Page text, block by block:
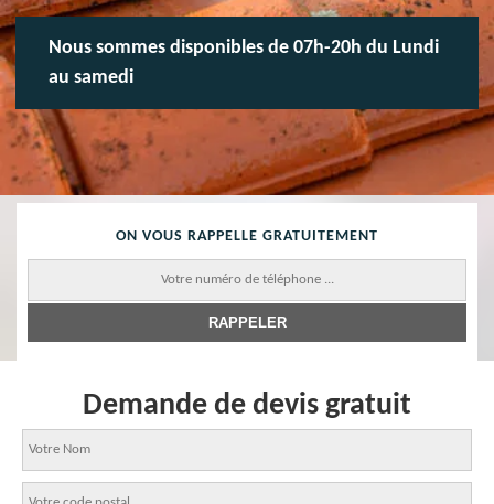
Nous sommes disponibles de 07h-20h du Lundi
au samedi
ON VOUS RAPPELLE GRATUITEMENT
Demande de devis gratuit